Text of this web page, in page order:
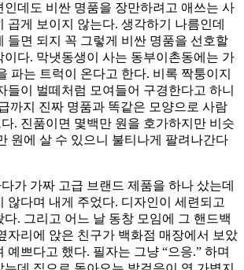
인데도 비싼 명품을 장만하려고 애쓰는 사
곱게 보이지 않는다. 생각하기 나름인데
들면 되지 꼭 그렇게 비싼 명품을 선호할
이다. 막냇동생이 사는 동부이촌동에는 가
파는 트럭이 온다고 한다. 비록 짝퉁이지
들이 벌떼처럼 모여들어 구경한다고 하니
까지 진짜 명품과 똑같은 모양으로 사람
. 진품이면 몇백만 원을 호가하지만 비슷
원에 살 수 있으니 불티나게 팔려나간다
가 가짜 고급 브랜드 제품을 하나 샀는데
않다며 내게 주었다. 디자인이 세련되고
. 그리고 어느 날 동창 모임에 그 핸드백
자리에 앉은 친구가 백화점 매장에서 보았
예쁘다고 했다. 필자는 그냥 “으응.” 하며